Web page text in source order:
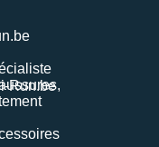
i-Run.be